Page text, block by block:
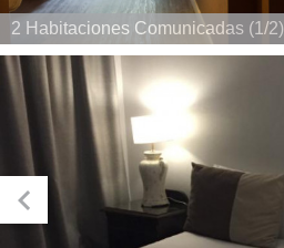
2 Habitaciones Comunicadas (1/2)